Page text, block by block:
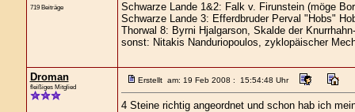
719 Beiträge
Schwarze Lande 1&2: Falk v. Firunstein (möge
Schwarze Lande 3: Efferdbruder Perval "Hobs"
Thorwal 8: Byrni Hjalgarson, Skalde der
sonst: Nitakis Nanduriopoulos, zyklopäischer
Droman
fleißiges Mitglied
Erstellt am: 19 Feb 2008 : 15:54:48 Uhr
4 Steine richtig angeordnet und schon hab ich